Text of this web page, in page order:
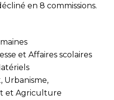
en 8 commissions.
et Affaires scolaires
Urbanisme,
et Agriculture